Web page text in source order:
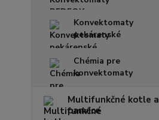
Konvektomaty
pekárenské
Chémia pre
konvektomaty
Multifunkčné kotle a
panvice